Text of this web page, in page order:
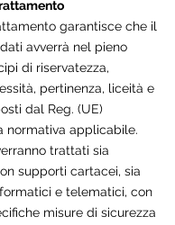
garantisce che il
avverrà nel pieno
di riservatezza,
pertinenza, liceità e
dal Reg. (UE)
normativa applicabile.
trattati sia
supporti cartacei, sia
e telematici, con
misure di sicurezza